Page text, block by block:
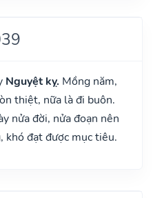
Nguyệt kỵ. Mồng năm,
thiệt, nữa là đi buôn.
nửa đời, nửa đoạn nên
khó đạt được mục tiêu.